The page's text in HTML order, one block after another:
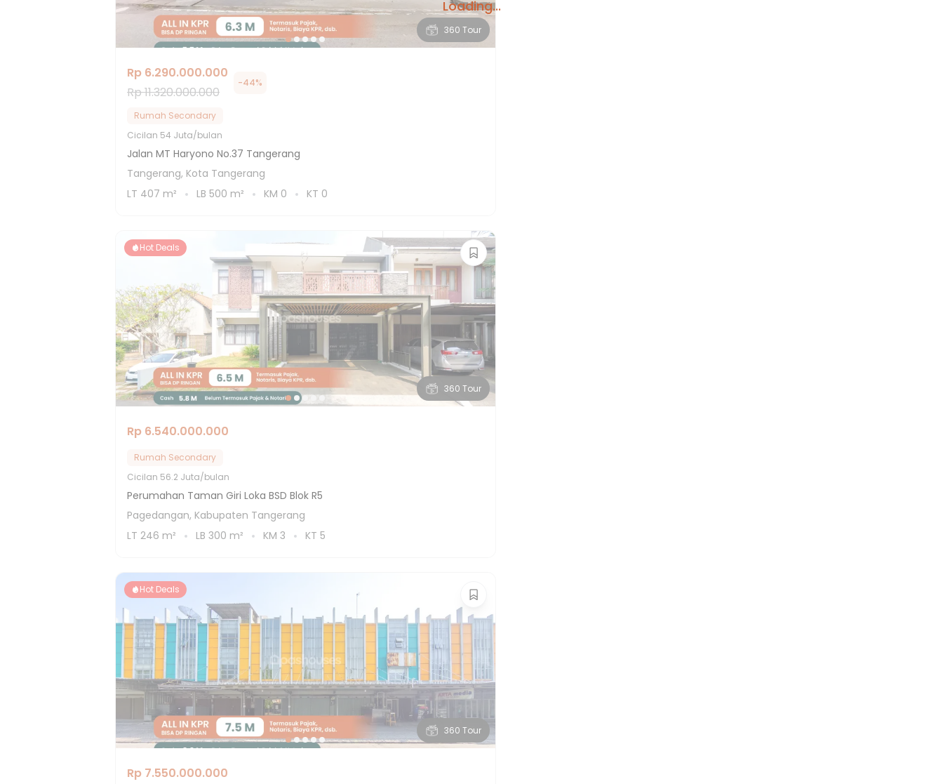
Loading...
360 Tour
Rp 6.290.000.000
Rp 11.320.000.000
-44%
Rumah Secondary
Cicilan 54 Juta/bulan
Jalan MT Haryono No.37 Tangerang
Tangerang, Kota Tangerang
LT 407 m² LB 500 m² KM 0 KT 0
360 Tour
Hot Deals
Rp 6.540.000.000
Rumah Secondary
Cicilan 56.2 Juta/bulan
Perumahan Taman Giri Loka BSD Blok R5
Pagedangan, Kabupaten Tangerang
LT 246 m² LB 300 m² KM 3 KT 5
360 Tour
Hot Deals
Rp 7.550.000.000